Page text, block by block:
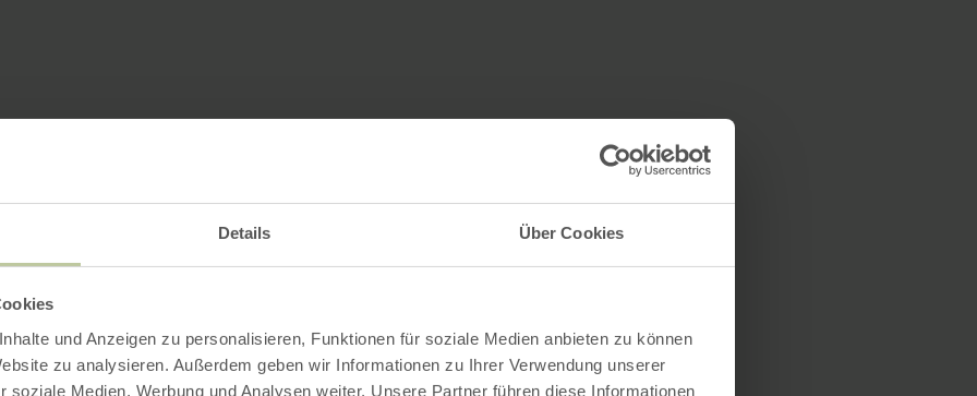
Details Über Cookies
und Anzeigen zu personalisieren, Funktionen für soziale Medien anbieten zu können
zu analysieren. Außerdem geben wir Informationen zu Ihrer Verwendung unserer
soziale Medien, Werbung und Analysen weiter. Unsere Partner führen diese Informationen